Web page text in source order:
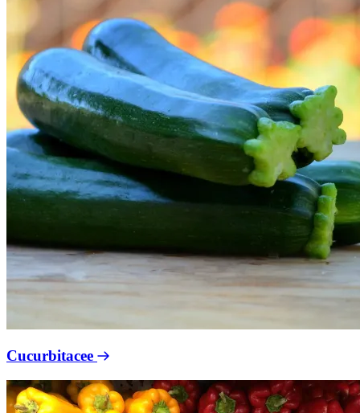
Cucurbitacee